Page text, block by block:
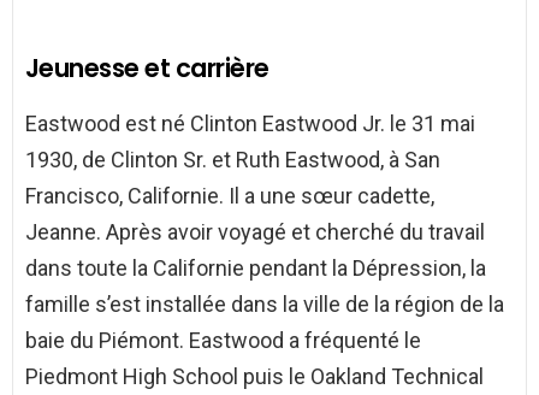
Jeunesse et carrière
Eastwood est né Clinton Eastwood Jr. le 31 mai
1930, de Clinton Sr. et Ruth Eastwood, à San
Francisco, Californie. Il a une sœur cadette,
Jeanne. Après avoir voyagé et cherché du travail
dans toute la Californie pendant la Dépression, la
famille s’est installée dans la ville de la région de la
baie du Piémont. Eastwood a fréquenté le
Piedmont High School puis le Oakland Technical